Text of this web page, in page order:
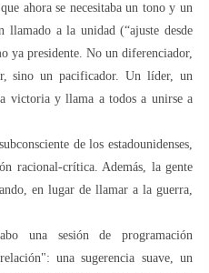
ahora se necesitaba un tono y un
a la unidad (“ajuste desde
ya presidente. No un diferenciador,
sino un pacificador. Un líder, un
victoria y llama a todos a unirse a
de los estadounidenses,
racional-crítica. Además, la gente
en lugar de llamar a la guerra,
una sesión de programación
una sugerencia suave, un